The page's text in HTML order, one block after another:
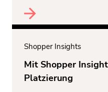
Shopper Insights
Mit Shopper
Platzierung